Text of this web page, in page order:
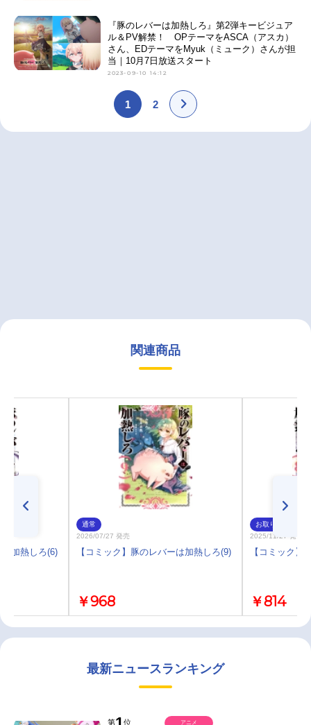
『豚のレバーは加熱しろ』第2弾キービジュア
ル＆PV解禁！ OPテーマをASCA（アスカ）
さん、EDテーマをMyuk（ミューク）さんが担
当｜10月7日放送スタート
2023-09-10 14:12
1 2
関連商品
加熱しろ(6)
通常
2026/07/27 発売
【コミック】豚のレバーは加熱しろ(9)
￥968
お取り寄せ
2025/11/27 発売
【コミック】
￥814
最新ニュースランキング
第 位 アニメ